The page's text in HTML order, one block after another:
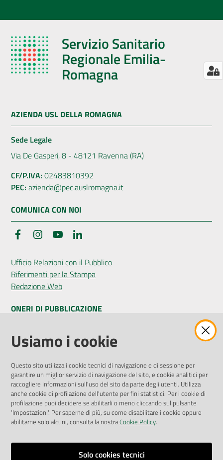
Servizio Sanitario
Regionale Emilia-
Romagna
AZIENDA USL DELLA ROMAGNA
Sede Legale
Via De Gasperi, 8 - 48121 Ravenna (RA)
CF/P.IVA: 02483810392
PEC: azienda@pec.auslromagna.it
COMUNICA CON NOI
FacebookInstagramYouTube
Ufficio Relazioni con il Pubblico
Riferimenti per la Stampa
Redazione Web
ONERI DI PUBBLICAZIONE
Amministrazione Trasparente
Pubblicità legale
Privacy Policy
Attuazione Misure PNRR
Liste di Attesa
ENTI, IMPRESE E PARTNER
Fatturazione Elettronica
Usiamo i cookie
Questo sito utilizza i cookie tecnici di navigazione e di sessione per
garantire un miglior servizio di navigazione del sito, e cookie analitici per
raccogliere informazioni sull'uso del sito da parte degli utenti. Utilizza
anche cookie di profilazione dell'utente per fini statistici. Per i cookie di
profilazione puoi decidere se abilitarli o meno cliccando sul pulsante
'Impostazioni'. Per saperne di più, su come disabilitare i cookie oppure
abilitarne solo alcuni, consulta la nostraCookie Policy.
Solo cookies tecnici